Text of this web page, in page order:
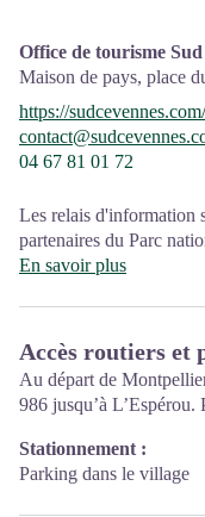
Ouvert toute l'année (se
d'ouverture en période
Office de tourisme
Maison de pays, place
https://sudcevennes.com/
04 67 81 01 72
Les relais d'information
partenaires du Parc
l'information et la
Ouvert toute l'année (se
d'ouverture en période
En savoir plus
Accès routiers et
Au départ de
986 jusqu’à
Stationnement :
Parking dans le village